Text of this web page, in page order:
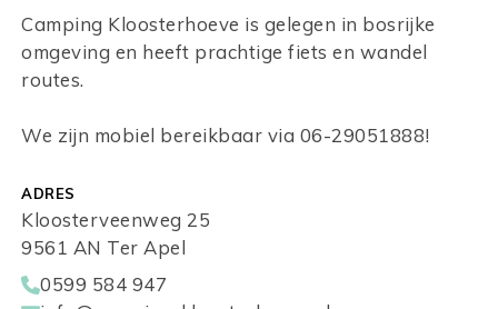
Camping Kloosterhoeve is gelegen in bosrijke
omgeving en heeft prachtige fiets en wandel
routes.
We zijn mobiel bereikbaar via 06-29051888!
ADRES
Kloosterveenweg 25
9561 AN Ter Apel
0599 584 947